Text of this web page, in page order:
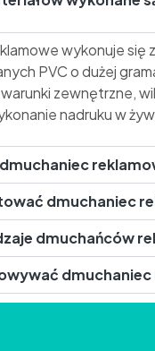
wykonuje się
PVC o dużej
zewnętrzne,
nadruku w
dmuchaniec
dmuchańców